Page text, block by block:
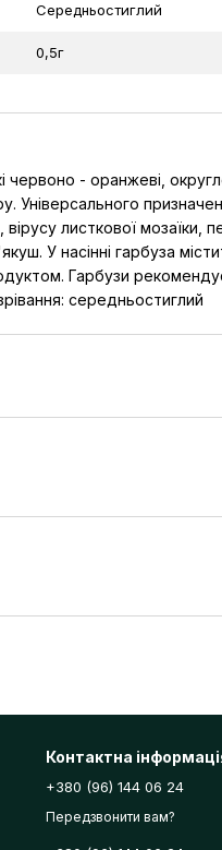
Середньостиглий
0,5г
- оранжеві,
листкової мозаїки,
У насінні гарбуза
Гарбузи
середньостиглий
Контактна
+380 (96) 144 06 24
Передзвонити вам?